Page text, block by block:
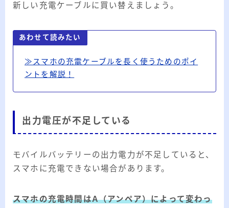
新しい充電ケーブルに買い替えましょう。
あわせて読みたい
≫スマホの充電ケーブルを長く使うためのポイ
ントを解説！
出力電圧が不足している
モバイルバッテリーの出力電力が不足していると、
スマホに充電できない場合があります。
スマホの充電時間はA（アンペア）によって変わっ